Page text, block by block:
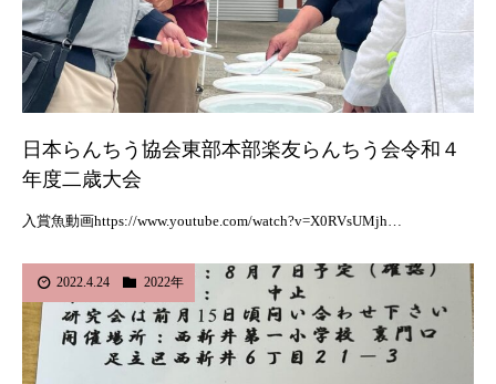
日本らんちう協会東部本部楽友らんちう会令和４
年度二歳大会
入賞魚動画https://www.youtube.com/watch?v=X0RVsUMjh…
2022.4.24 2022年